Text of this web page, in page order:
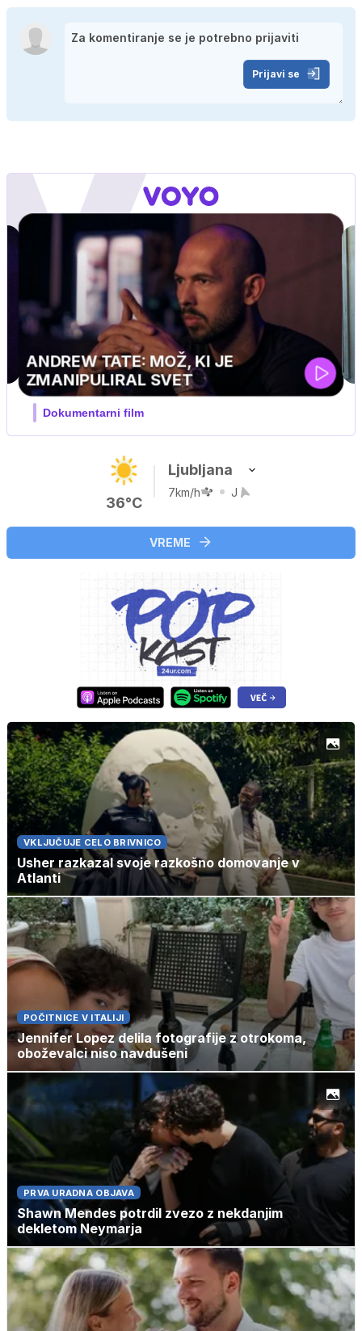
Prijavi se
36°C
Ljubljana
7km/h J
VREME
VKLJUČUJE CELO BRIVNICO
Usher razkazal svoje razkošno domovanje v
Atlanti
POČITNICE V ITALIJI
Jennifer Lopez delila fotografije z otrokoma,
oboževalci niso navdušeni
PRVA URADNA OBJAVA
Shawn Mendes potrdil zvezo z nekdanjim
dekletom Neymarja